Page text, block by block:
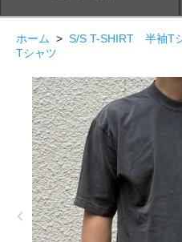
ホーム > S/S T-SHIRT 半袖T
Tシャツ